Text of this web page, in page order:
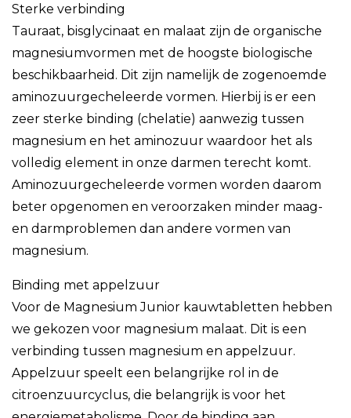
Sterke verbinding
Tauraat, bisglycinaat en malaat zijn de organische
magnesiumvormen met de hoogste biologische
beschikbaarheid. Dit zijn namelijk de zogenoemde
aminozuurgecheleerde vormen. Hierbij is er een
zeer sterke binding (chelatie) aanwezig tussen
magnesium en het aminozuur waardoor het als
volledig element in onze darmen terecht komt.
Aminozuurgecheleerde vormen worden daarom
beter opgenomen en veroorzaken minder maag-
en darmproblemen dan andere vormen van
magnesium.
Binding met appelzuur
Voor de Magnesium Junior kauwtabletten hebben
we gekozen voor magnesium malaat. Dit is een
verbinding tussen magnesium en appelzuur.
Appelzuur speelt een belangrijke rol in de
citroenzuurcyclus, die belangrijk is voor het